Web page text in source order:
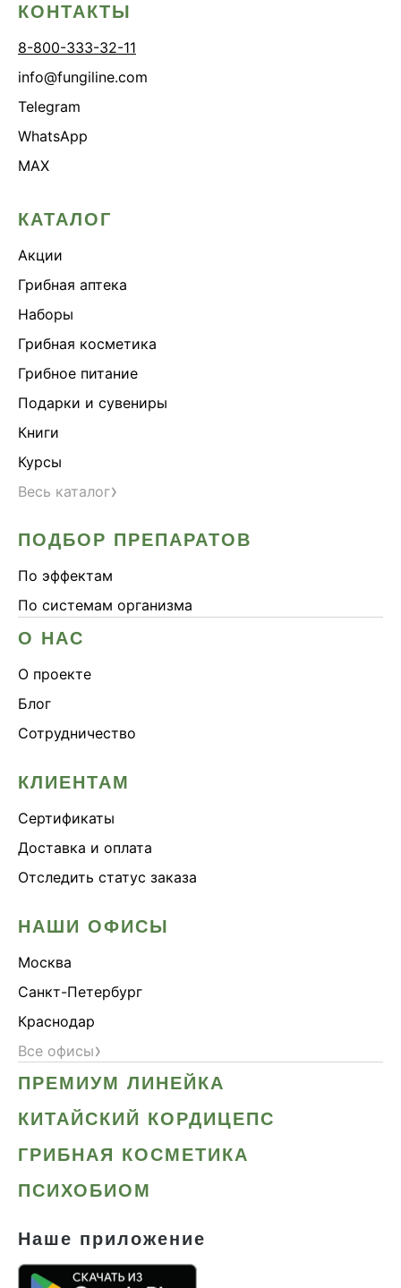
КОНТАКТЫ
8-800-333-32-11
info@fungiline.com
Telegram
WhatsApp
MAX
КАТАЛОГ
Акции
Грибная аптека
Наборы
Грибная косметика
Грибное питание
Подарки и сувениры
Книги
Курсы
Весь каталог›
ПОДБОР ПРЕПАРАТОВ
По эффектам
По системам организма
О НАС
О проекте
Блог
Сотрудничество
КЛИЕНТАМ
Сертификаты
Доставка и оплата
Отследить статус заказа
НАШИ ОФИСЫ
Москва
Санкт-Петербург
Краснодар
Все офисы›
ПРЕМИУМ ЛИНЕЙКА
КИТАЙСКИЙ КОРДИЦЕПС
ГРИБНАЯ КОСМЕТИКА
ПСИХОБИОМ
Наше приложение